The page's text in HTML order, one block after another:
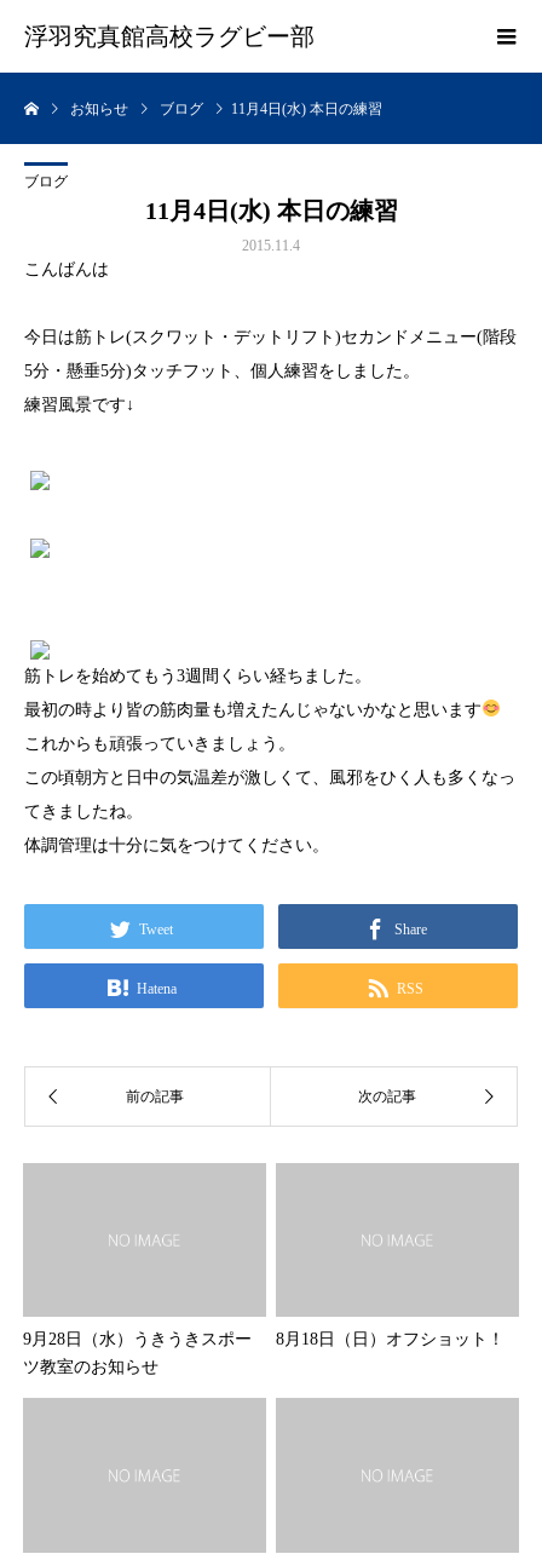
浮羽究真館高校ラグビー部
お知らせ ブログ 11月4日(水) 本日の練習
ブログ
11月4日(水) 本日の練習
2015.11.4
こんばんは
今日は筋トレ(スクワット・デットリフト)セカンドメニュー(階段
5分・懸垂5分)タッチフット、個人練習をしました。
練習風景です↓
筋トレを始めてもう3週間くらい経ちました。
最初の時より皆の筋肉量も増えたんじゃないかなと思います
これからも頑張っていきましょう。
この頃朝方と日中の気温差が激しくて、風邪をひく人も多くなっ
てきましたね。
体調管理は十分に気をつけてください。
Tweet Share
Hatena RSS
9月28日（水）うきうきスポー
ツ教室のお知らせ
8月18日（日）オフショット！